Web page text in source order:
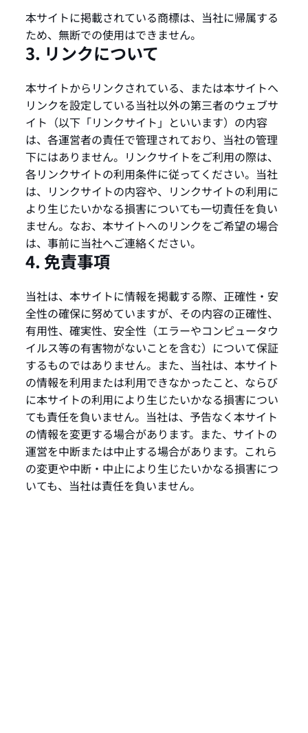
本サイトに掲載されている商標は、当社に帰属する
ため、無断での使用はできません。
3. リンクについて
本サイトからリンクされている、または本サイトへ
リンクを設定している当社以外の第三者のウェブサ
イト（以下「リンクサイト」といいます）の内容
は、各運営者の責任で管理されており、当社の管理
下にはありません。リンクサイトをご利用の際は、
各リンクサイトの利用条件に従ってください。当社
は、リンクサイトの内容や、リンクサイトの利用に
より生じたいかなる損害についても一切責任を負い
ません。なお、本サイトへのリンクをご希望の場合
は、事前に当社へご連絡ください。
4. 免責事項
当社は、本サイトに情報を掲載する際、正確性・安
全性の確保に努めていますが、その内容の正確性、
有用性、確実性、安全性（エラーやコンピュータウ
イルス等の有害物がないことを含む）について保証
するものではありません。また、当社は、本サイト
の情報を利用または利用できなかったこと、ならび
に本サイトの利用により生じたいかなる損害につい
ても責任を負いません。当社は、予告なく本サイト
の情報を変更する場合があります。また、サイトの
運営を中断または中止する場合があります。これら
の変更や中断・中止により生じたいかなる損害につ
いても、当社は責任を負いません。